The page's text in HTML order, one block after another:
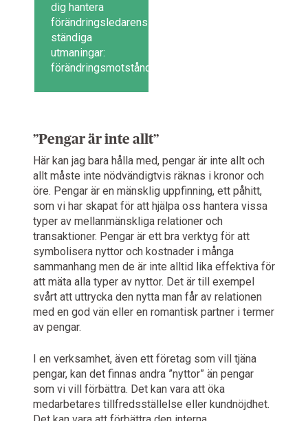
dig hantera
förändringsledarens
ständiga
utmaningar:
förändringsmotstånd,...
”Pengar är inte allt”
Här kan jag bara hålla med, pengar är inte allt och
allt måste inte nödvändigtvis räknas i kronor och
öre. Pengar är en mänsklig uppfinning, ett påhitt,
som vi har skapat för att hjälpa oss hantera vissa
typer av mellanmänskliga relationer och
transaktioner. Pengar är ett bra verktyg för att
symbolisera nyttor och kostnader i många
sammanhang men de är inte alltid lika effektiva för
att mäta alla typer av nyttor. Det är till exempel
svårt att uttrycka den nytta man får av relationen
med en god vän eller en romantisk partner i termer
av pengar.
I en verksamhet, även ett företag som vill tjäna
pengar, kan det finnas andra ”nyttor” än pengar
som vi vill förbättra. Det kan vara att öka
medarbetares tillfredsställelse eller kundnöjdhet.